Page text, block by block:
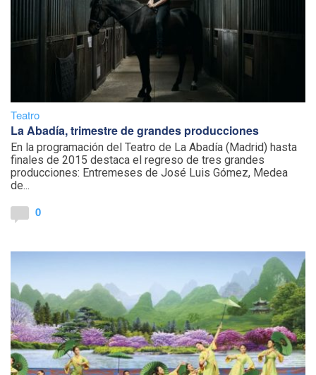
Teatro
La Abadía, trimestre de grandes producciones
En la programación del Teatro de La Abadía (Madrid) hasta
finales de 2015 destaca el regreso de tres grandes
producciones: Entremeses de José Luis Gómez, Medea
de...
0